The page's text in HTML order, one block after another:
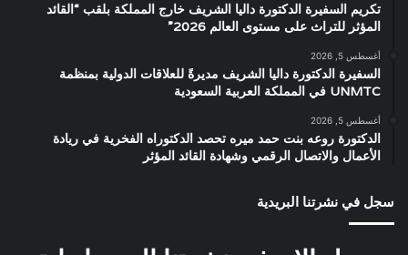
تكريم السفيرة الدكتورة داليا الشريف خارج المملكة بلقب “القائد
المؤثر للتراث على مستوى العالم 2026”
أغسطس 5, 2026
السفيرة الدكتورة داليا الشريف مديرةً للعلاقات الدولية بمنظمة
UNMTC في المملكة العربية السعودية
أغسطس 5, 2026
الدكتورة روعه بنت حمد ميره تحصد الدكتوراه الفخرية في ريادة
الأعمال والاتصال الرقمي وشهادة القائد المؤثر
سجل في نشرتنا البريدية